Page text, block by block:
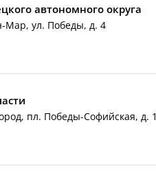
автономного округа
Мар, ул. Победы, д. 4
пл. Победы-Софийская, д. 1